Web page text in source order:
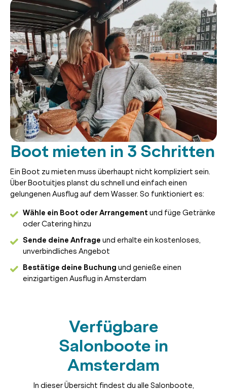
Boot mieten in 3 Schritten
Ein Boot zu mieten muss überhaupt nicht kompliziert sein.
Über Bootuitjes planst du schnell und einfach einen
gelungenen Ausflug auf dem Wasser. So funktioniert es:
Wähle ein Boot oder Arrangement und füge Getränke
oder Catering hinzu
Sende deine Anfrage und erhalte ein kostenloses,
unverbindliches Angebot
Bestätige deine Buchung und genieße einen
einzigartigen Ausflug in Amsterdam
Verfügbare
Salonboote in
Amsterdam
In dieser Übersicht findest du alle Salonboote,